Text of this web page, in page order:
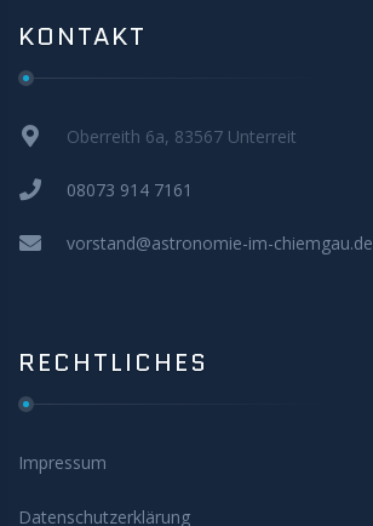
KONTAKT
Oberreith 6a, 83567 Unterreit
08073 914 7161
vorstand@astronomie-im-chiemgau.de
RECHTLICHES
Impressum
Datenschutzerklärung